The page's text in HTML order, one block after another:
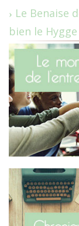
Le Benaise
bien le